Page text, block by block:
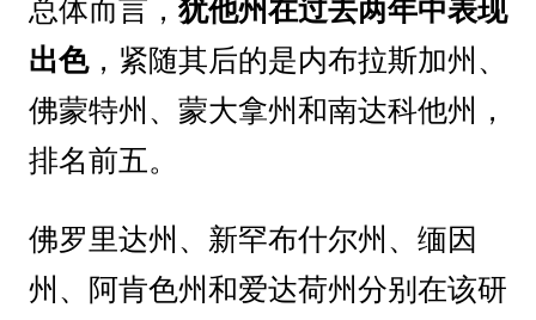
总体而言， 犹他州在过去两年中表现
出色，紧随其后的是内布拉斯加州、
佛蒙特州、蒙大拿州和南达科他州，
排名前五。
佛罗里达州、新罕布什尔州、缅因
州、阿肯色州和爱达荷州分别在该研